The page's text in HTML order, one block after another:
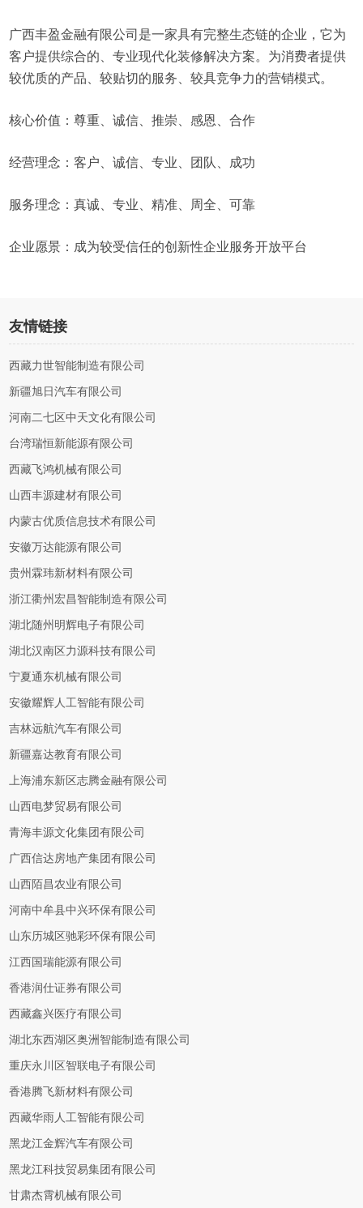
广西丰盈金融有限公司是一家具有完整生态链的企业，它为
客户提供综合的、专业现代化装修解决方案。为消费者提供
较优质的产品、较贴切的服务、较具竞争力的营销模式。
核心价值：尊重、诚信、推崇、感恩、合作
经营理念：客户、诚信、专业、团队、成功
服务理念：真诚、专业、精准、周全、可靠
企业愿景：成为较受信任的创新性企业服务开放平台
友情链接
西藏力世智能制造有限公司
新疆旭日汽车有限公司
河南二七区中天文化有限公司
台湾瑞恒新能源有限公司
西藏飞鸿机械有限公司
山西丰源建材有限公司
内蒙古优质信息技术有限公司
安徽万达能源有限公司
贵州霖玮新材料有限公司
浙江衢州宏昌智能制造有限公司
湖北随州明辉电子有限公司
湖北汉南区力源科技有限公司
宁夏通东机械有限公司
安徽耀辉人工智能有限公司
吉林远航汽车有限公司
新疆嘉达教育有限公司
上海浦东新区志腾金融有限公司
山西电梦贸易有限公司
青海丰源文化集团有限公司
广西信达房地产集团有限公司
山西陌昌农业有限公司
河南中牟县中兴环保有限公司
山东历城区驰彩环保有限公司
江西国瑞能源有限公司
香港润仕证券有限公司
西藏鑫兴医疗有限公司
湖北东西湖区奥洲智能制造有限公司
重庆永川区智联电子有限公司
香港腾飞新材料有限公司
西藏华雨人工智能有限公司
黑龙江金辉汽车有限公司
黑龙江科技贸易集团有限公司
甘肃杰霄机械有限公司